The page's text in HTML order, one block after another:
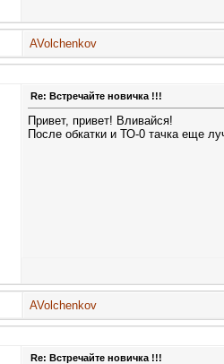
AVolchenkov
Re: Встречайте новичка !!!
Привет, привет! Вливайся!
После обкатки и ТО-0 тачка еще
AVolchenkov
Re: Встречайте новичка !!!